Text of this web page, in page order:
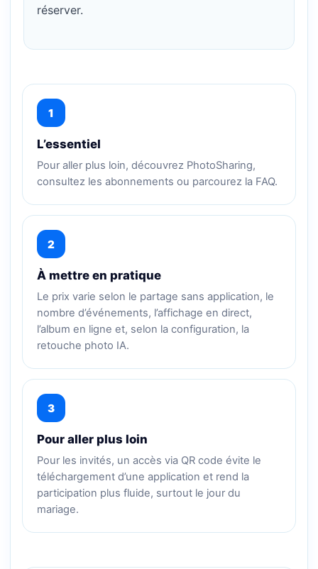
réserver.
1
L’essentiel
Pour aller plus loin, découvrez PhotoSharing,
consultez les abonnements ou parcourez la FAQ.
2
À mettre en pratique
Le prix varie selon le partage sans application, le
nombre d’événements, l’affichage en direct,
l’album en ligne et, selon la configuration, la
retouche photo IA.
3
Pour aller plus loin
Pour les invités, un accès via QR code évite le
téléchargement d’une application et rend la
participation plus fluide, surtout le jour du
mariage.